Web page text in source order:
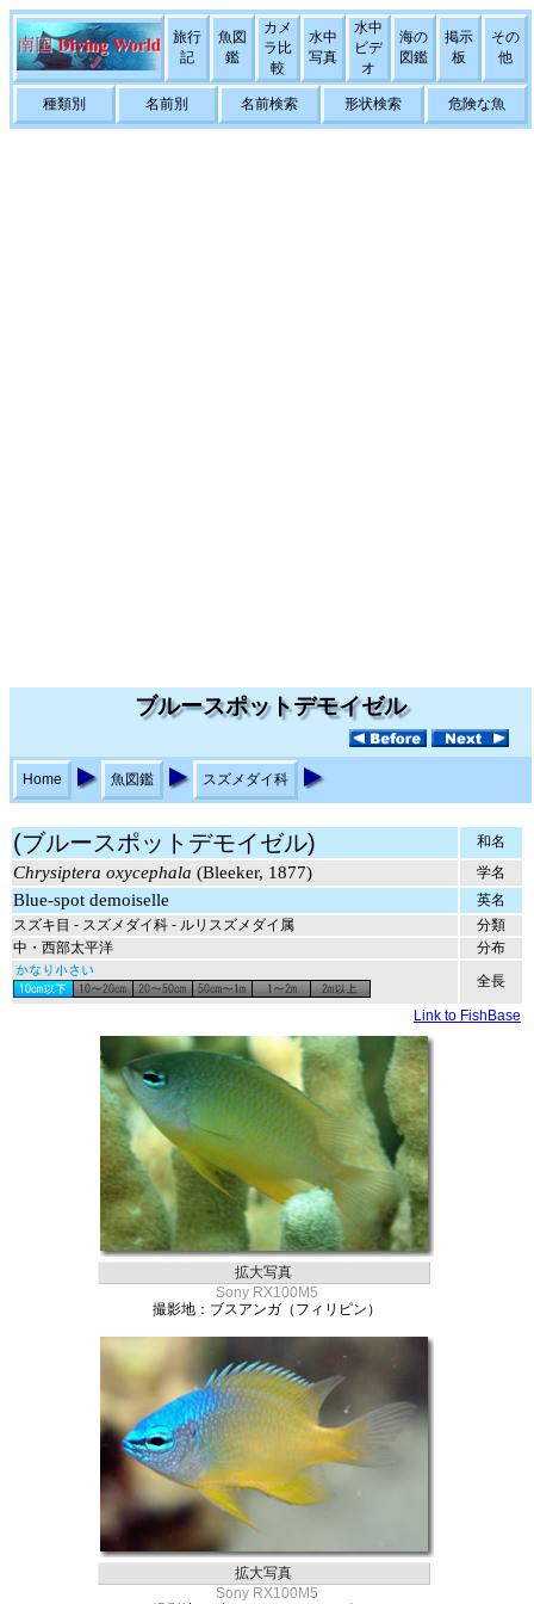
旅行
記
魚図
鑑
カメ
ラ比
較
水中
写真
水中
ビデ
オ
海の
図鑑
掲示
板
その
他
種類別 名前別 名前検索 形状検索 危険な魚
ブルースポットデモイゼル
Home 魚図鑑 スズメダイ科
(ブルースポットデモイゼル) 和名
Chrysiptera oxycephala (Bleeker, 1877) 学名
Blue-spot demoiselle
英名
スズキ目 - スズメダイ科 - ルリスズメダイ属
分類
中・西部太平洋
分布
全長
Link to FishBase
拡大写真
Sony RX100M5
撮影地：ブスアンガ（フィリピン）
拡大写真
Sony RX100M5